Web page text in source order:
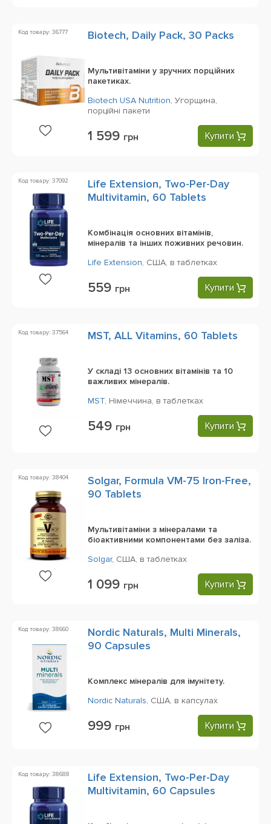
Код товару: 36777 Biotech, Daily Pack, 30 Packs
Мультивітаміни у зручних порційних
пакетиках.
Biotech USA Nutrition, Угорщина,
порційні пакети
1 599 грн Купити
Код товару: 37092
Life Extension, Two-Per-Day
Multivitamin, 60 Tablets
Комбінація основних вітамінів,
мінералів та інших поживних речовин.
Life Extension, США, в таблетках
559 грн Купити
Код товару: 37564 MST, ALL Vitamins, 60 Tablets
У складі 13 основних вітамінів та 10
важливих мінералів.
MST, Німеччина, в таблетках
549 грн Купити
Код товару: 38404
Solgar, Formula VM-75 Iron-Free,
90 Tablets
Мультивітаміни з мінералами та
біоактивними компонентами без заліза.
Solgar, США, в таблетках
1 099 грн Купити
Код товару: 38660
Nordic Naturals, Multi Minerals,
90 Capsules
Комплекс мінералів для імунітету.
Nordic Naturals, США, в капсулах
999 грн Купити
Код товару: 38688
Life Extension, Two-Per-Day
Multivitamin, 60 Capsules